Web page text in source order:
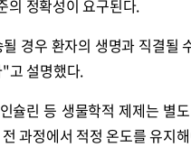
의 정확성이 요구된다.
경우 환자의 생명과 직결될
고 설명했다.
슐린 등 생물학적 제제는 별
과정에서 적정 온도를 유지